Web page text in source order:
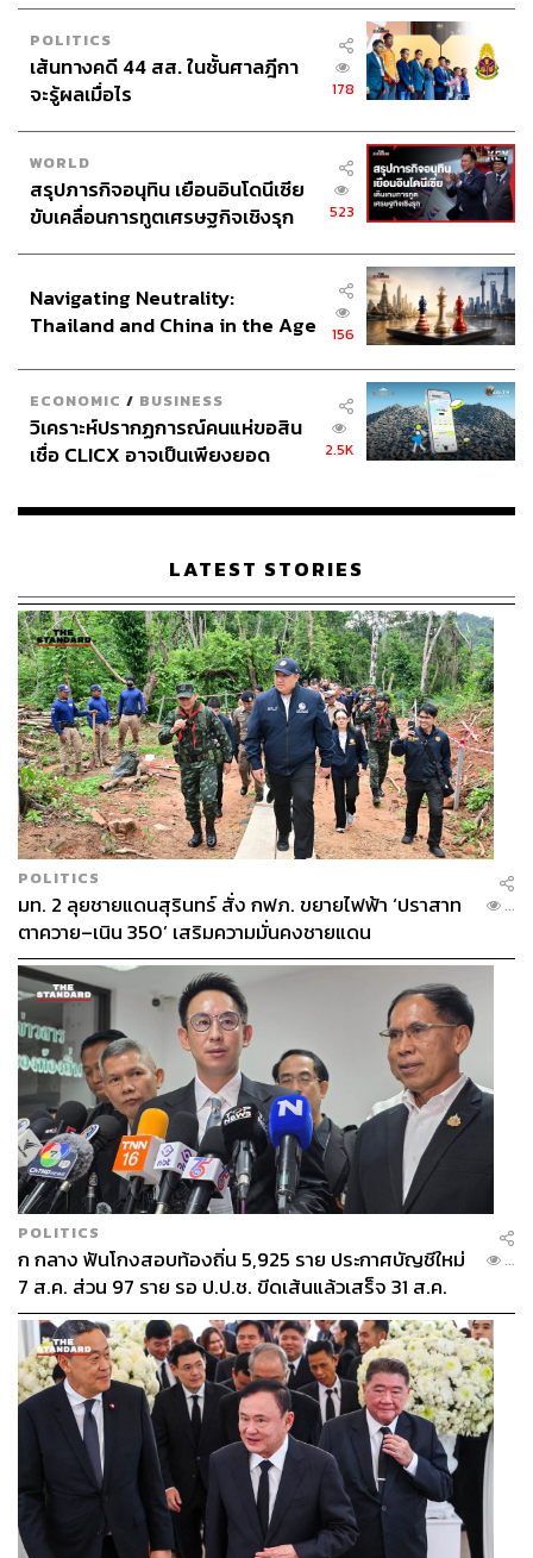
POLITICS
เส้นทางคดี 44 สส. ในชั้นศาลฎีกา
จะรู้ผลเมื่อไร
178
WORLD
สรุปภารกิจอนุทิน เยือนอินโดนีเซีย
ขับเคลื่อนการทูตเศรษฐกิจเชิงรุก
523
Navigating Neutrality:
Thailand and China in the Age
156
ECONOMIC / BUSINESS
วิเคราะห์ปรากฏการณ์คนแห่ขอสิน
เชื่อ CLICX อาจเป็นเพียงยอด
เรือนไทยที่ถูกซุกไว้
2.5K
LATEST STORIES
POLITICS
มท. 2 ลุยชายแดนสุรินทร์ สั่ง กฟภ. ขยายไฟฟ้า ‘ปราสาท
ตาควาย–เนิน 350’ เสริมความมั่นคงชายแดน
...
POLITICS
ก กลาง ฟันโกงสอบท้องถิ่น 5,925 ราย ประกาศบัญชีใหม่
7 ส.ค. ส่วน 97 ราย รอ ป.ป.ช. ขีดเส้นแล้วเสร็จ 31 ส.ค.
...